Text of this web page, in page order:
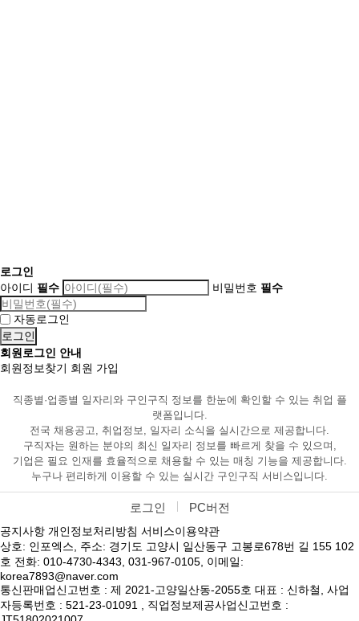
로그인
아이디 필수 비밀번호 필수
자동로그인
회원로그인 안내
회원정보찾기 회원 가입
직종별·업종별 일자리와 구인구직 정보를 한눈에 확인할 수 있는 취업 플
랫폼입니다.
전국 채용공고, 취업정보, 일자리 소식을 실시간으로 제공합니다.
구직자는 원하는 분야의 최신 일자리 정보를 빠르게 찾을 수 있으며,
기업은 필요 인재를 효율적으로 채용할 수 있는 매칭 기능을 제공합니다.
누구나 편리하게 이용할 수 있는 실시간 구인구직 서비스입니다.
로그인 PC버전
공지사항 개인정보처리방침 서비스이용약관
상호: 인포엑스, 주소: 경기도 고양시 일산동구 고봉로678번 길 155 102
호 전화: 010-4730-4343, 031-967-0105, 이메일:
korea7893@naver.com
통신판매업신고번호 : 제 2021-고양일산동-2055호 대표 : 신하철, 사업
자등록번호 : 521-23-01091 , 직업정보제공사업신고번호 :